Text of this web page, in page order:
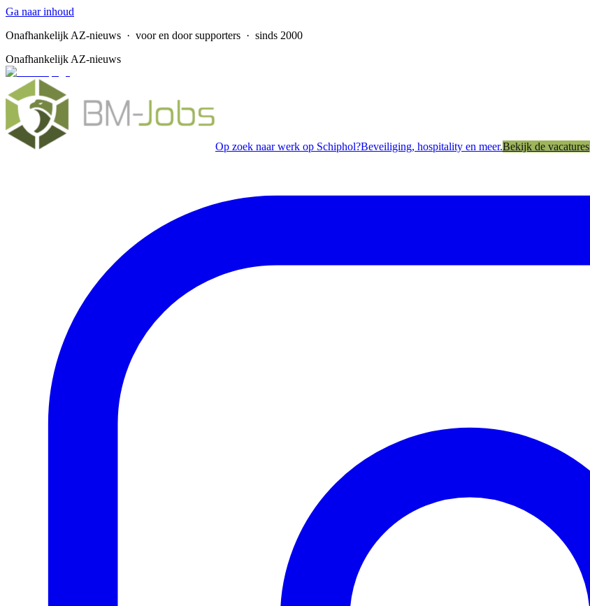
Ga naar inhoud
Onafhankelijk AZ-nieuws · voor en door supporters · sinds 2000
Onafhankelijk AZ-nieuws
Op zoek naar werk op Schiphol?Beveiliging, hospitality en meer.Bekijk de vacatures